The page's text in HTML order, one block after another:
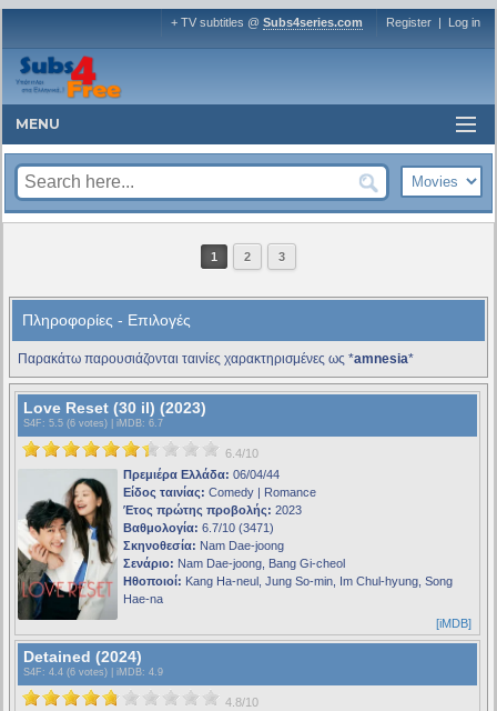
+ TV subtitles @ Subs4series.com Register | Log in
MENU
1 2 3
Πληροφορίες - Επιλογές
Παρακάτω παρουσιάζονται ταινίες χαρακτηρισμένες ως *amnesia*
Love Reset (30 il) (2023)
S4F : 5.5 (6 votes) | iMDB: 6.7
6.4/10
Πρεμιέρα Ελλάδα: 06/04/44
Είδος ταινίας: Comedy | Romance
Έτος πρώτης προβολής: 2023
Βαθμολογία: 6.7/10 (3471)
Σκηνοθεσία: Nam Dae-joong
Σενάριο: Nam Dae-joong, Bang Gi-cheol
Ηθοποιοί: Kang Ha-neul, Jung So-min, Im Chul-hyung, Song
Hae-na
[iMDB]
Detained (2024)
S4F : 4.4 (6 votes) | iMDB: 4.9
4.8/10